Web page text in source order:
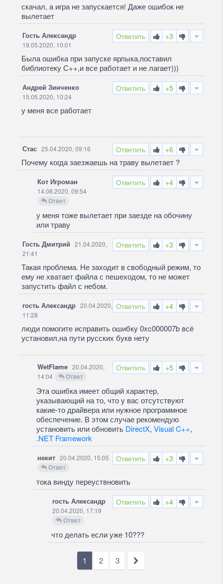
скачал, а игра не запускается! Даже ошибок не
вылетает
Ответить +3
Гость Александр
19.05.2020, 10:01
Была ошибка при запуске ярлыка,поставил
библиотеку С++,и все работает и не лагает)))
Ответить +5
Андрей Зинченко
15.05.2020, 10:24
у меня все работает
Ответить +6
Стас 25.04.2020, 09:16
Почему когда заезжаешь на траву вылетает ?
Ответить +4
Кот Игроман
14.08.2020, 09:54
Ответ
у меня тоже вылетает при заезде на обочину
или траву
Ответить +3
Гость Дмитрий 21.04.2020,
21:41
Такая проблема. Не заходит в свободный режим, то
ему не хватает файла с пешеходом, то не может
запустить файл с небом.
Ответить +4
гость Александр 20.04.2020,
11:28
люди помогите исправить ошибку 0xc000007b всё
установил,на пути русских букв нету
Ответить +5
WetFlame 20.04.2020,
14:04
Ответ
Эта ошибка имеет общий характер,
указывающий на то, что у вас отсутствуют
какие-то драйвера или нужное программное
обеспечение. В этом случае рекомендую
установить или обновить DirectX, Visual C++,
.NET Framework
Ответить +3
некит 20.04.2020, 15:05
Ответ
тока винду переуствновить
Ответить +4
гость Александр
20.04.2020, 17:19
Ответ
что делать если уже 10???
1 2 3